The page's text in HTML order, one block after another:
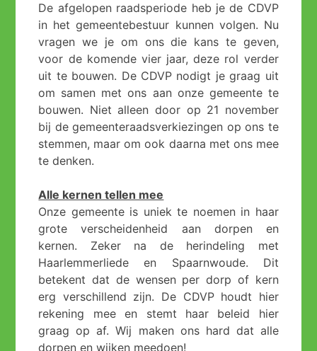
De afgelopen raadsperiode heb je de CDVP
in het gemeentebestuur kunnen volgen. Nu
vragen we je om ons die kans te geven,
voor de komende vier jaar, deze rol verder
uit te bouwen. De CDVP nodigt je graag uit
om samen met ons aan onze gemeente te
bouwen. Niet alleen door op 21 november
bij de gemeenteraadsverkiezingen op ons te
stemmen, maar om ook daarna met ons mee
te denken.
Alle kernen tellen mee
Onze gemeente is uniek te noemen in haar
grote verscheidenheid aan dorpen en
kernen. Zeker na de herindeling met
Haarlemmerliede en Spaarnwoude. Dit
betekent dat de wensen per dorp of kern
erg verschillend zijn. De CDVP houdt hier
rekening mee en stemt haar beleid hier
graag op af. Wij maken ons hard dat alle
dorpen en wijken meedoen!